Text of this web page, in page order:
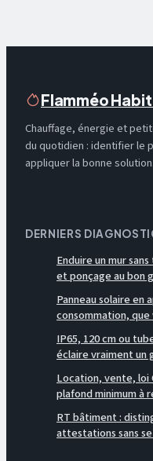
Flamméo
Chauffage, énergie et
du quotidien : identifier le
appliquer la bonne solution.
DERNIERS
Enduire un mur
et ponçage au bon
Panneau solaire
consommation,
IP65, 120 cm ou
éclaire vraiment un
Location, vente, loi
plafond minimum à
RT bâtiment :
attestations sans